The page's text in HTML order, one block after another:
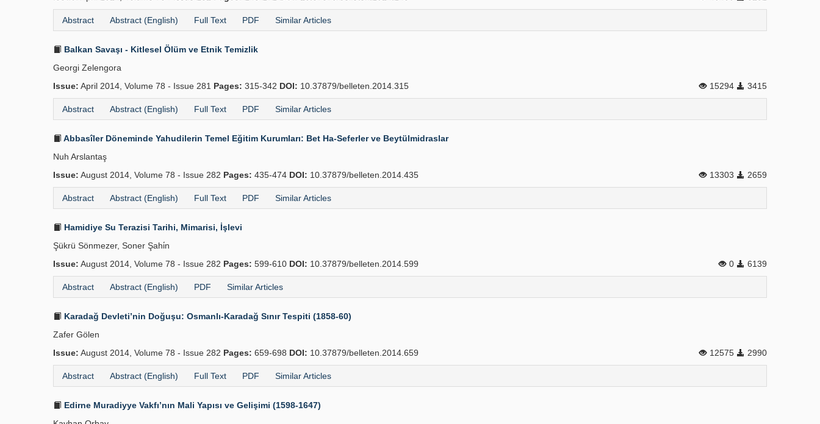
Abstract Abstract (English) Full Text PDF Similar Articles
Balkan Savaşı - Kitlesel Ölüm ve Etnik Temizlik
Georgi Zelengora
Issue: April 2014, Volume 78 - Issue 281 Pages: 315-342 DOI: 10.37879/belleten.2014.315 15294 3415
Abstract Abstract (English) Full Text PDF Similar Articles
Abbasîler Döneminde Yahudilerin Temel Eğitim Kurumları: Bet Ha-Seferler ve Beytülmidraslar
Nuh Arslantaş
Issue: August 2014, Volume 78 - Issue 282 Pages: 435-474 DOI: 10.37879/belleten.2014.435 13303 2659
Abstract Abstract (English) Full Text PDF Similar Articles
Hamidiye Su Terazisi Tarihi, Mimarisi, İşlevi
Şükrü Sönmezer, Soner Şahi̇n
Issue: August 2014, Volume 78 - Issue 282 Pages: 599-610 DOI: 10.37879/belleten.2014.599 0 6139
Abstract Abstract (English) PDF Similar Articles
Karadağ Devleti’nin Doğuşu: Osmanlı-Karadağ Sınır Tespiti (1858-60)
Zafer Gölen
Issue: August 2014, Volume 78 - Issue 282 Pages: 659-698 DOI: 10.37879/belleten.2014.659 12575 2990
Abstract Abstract (English) Full Text PDF Similar Articles
Edirne Muradiyye Vakfı’nın Mali Yapısı ve Gelişimi (1598-1647)